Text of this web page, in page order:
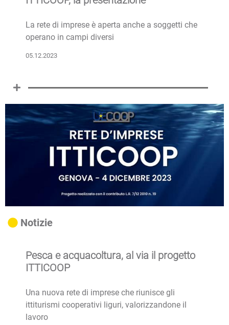
La rete di imprese è aperta anche a soggetti che
operano in campi diversi
05.12.2023
Notizie
Pesca e acquacoltura, al via il progetto
ITTICOOP
Una nuova rete di imprese che riunisce gli
ittiturismi cooperativi liguri, valorizzandone il
lavoro